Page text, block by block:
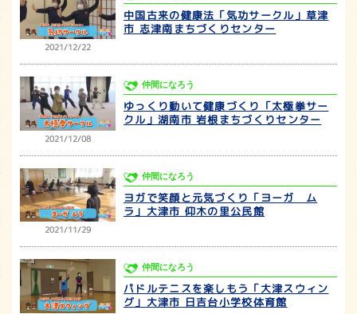
2021/12/22
中国古来の健康法「気功サークル」草津
市 志津南まちづくりセンター
2021/12/08
仲間になろう
ゆっくり動いて健康づくり「太極拳サー
クル」湖南市 岩根まちづくりセンター
2021/11/29
仲間になろう
ヨガで笑顔と元気づくり「ヨーガ ム
ラ」大津市 仰木の里公民館
仲間になろう
パドルテニスを楽しもう「大津スウィン
グ」大津市 日吉台小学校体育館